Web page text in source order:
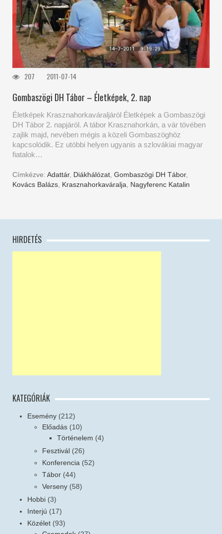
207 2011-07-14
Gombaszögi DH Tábor – Életképek, 2. nap
Életképek Krasznahorkaváraljáról Életképek a Gombaszögi
DH Tábor 2. napjáról. A tábor Krasznahorkán, a vár tövében
zajlik majd, nevében mégis a közeli Gombaszöghöz
kapcsolódik. Ez utóbbi helyen ugyanis a szlovákiai magyar
fiatalok…
Címkézve: Adattár, Diákhálózat Gombaszögi DH Tábor,
Kovács Balázs Krasznahorkaváralja Nagyferenc Katalin
HIRDETÉS
KATEGÓRIÁK
Esemény (212)
Előadás (10)
Történelem (4)
Fesztivál (26)
Konferencia (52)
Tábor (44)
Verseny (58)
Hobbi (3)
Interjú (17)
Közélet (93)